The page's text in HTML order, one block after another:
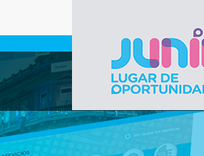
Gobierno de
Junín